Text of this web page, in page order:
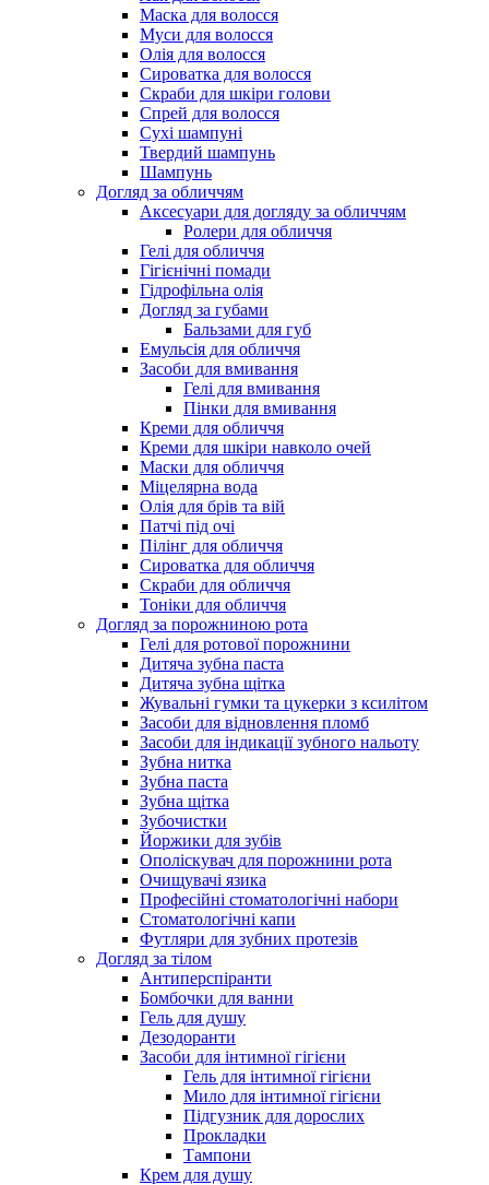
Маска для волосся
Муси для волосся
Олія для волосся
Сироватка для волосся
Скраби для шкіри голови
Спрей для волосся
Сухі шампуні
Твердий шампунь
Шампунь
Догляд за обличчям
Аксесуари для догляду за обличчям
Ролери для обличчя
Гелі для обличчя
Гігієнічні помади
Гідрофільна олія
Догляд за губами
Бальзами для губ
Емульсія для обличчя
Засоби для вмивання
Гелі для вмивання
Пінки для вмивання
Креми для обличчя
Креми для шкіри навколо очей
Маски для обличчя
Міцелярна вода
Олія для брів та вій
Патчі під очі
Пілінг для обличчя
Сироватка для обличчя
Скраби для обличчя
Тоніки для обличчя
Догляд за порожниною рота
Гелі для ротової порожнини
Дитяча зубна паста
Дитяча зубна щітка
Жувальні гумки та цукерки з ксилітом
Засоби для відновлення пломб
Засоби для індикації зубного нальоту
Зубна нитка
Зубна паста
Зубна щітка
Зубочистки
Йоржики для зубів
Ополіскувач для порожнини рота
Очищувачі язика
Професійні стоматологічні набори
Стоматологічні капи
Футляри для зубних протезів
Догляд за тілом
Антиперспіранти
Бомбочки для ванни
Гель для душу
Дезодоранти
Засоби для інтимної гігієни
Гель для інтимної гігієни
Мило для інтимної гігієни
Підгузник для дорослих
Прокладки
Тампони
Крем для душу